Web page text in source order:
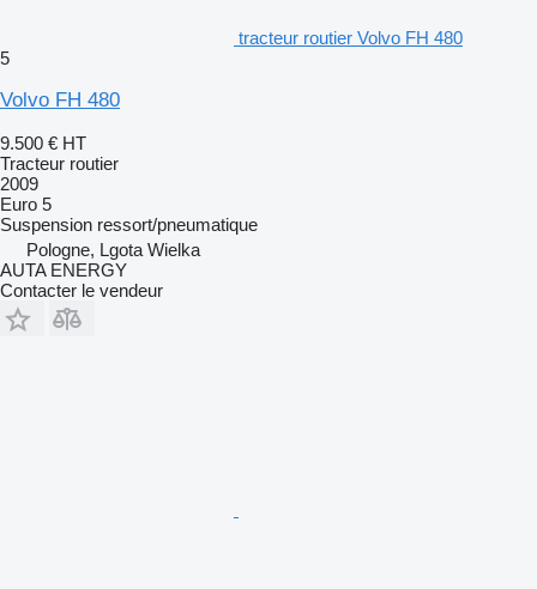
tracteur routier Volvo FH 480
5
Volvo FH 480
9.500 € HT
Tracteur routier
2009
Euro 5
Suspension ressort/pneumatique
Pologne, Lgota Wielka
AUTA ENERGY
Contacter le vendeur